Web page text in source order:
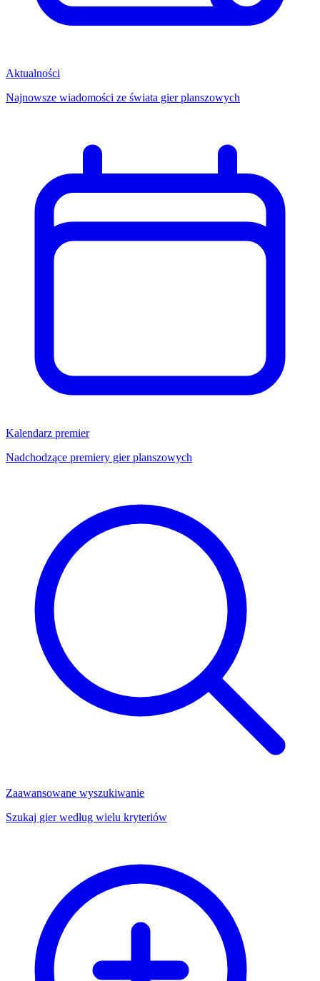
Aktualności
Najnowsze wiadomości ze świata gier planszowych
Kalendarz premier
Nadchodzące premiery gier planszowych
Zaawansowane wyszukiwanie
Szukaj gier według wielu kryteriów